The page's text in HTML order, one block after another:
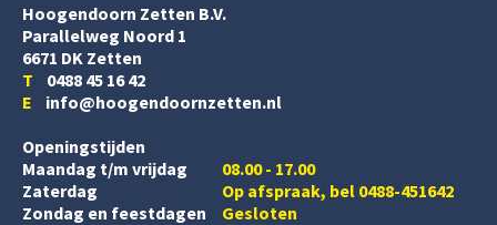
Hoogendoorn Zetten B.V.
Parallelweg Noord 1
6671 DK Zetten
T 0488 45 16 42
E info@hoogendoornzetten.nl
Openingstijden
Maandag t/m vrijdag
08.00 - 17.00
Zaterdag
Op afspraak, bel 0488-451642
Zondag en feestdagen
Gesloten